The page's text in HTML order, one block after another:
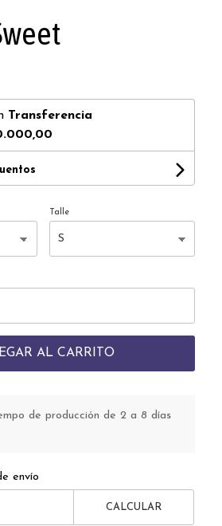
Transferencia
Talle
AL CARRITO
de producción de 2 a 8 días
envío
CALCULAR